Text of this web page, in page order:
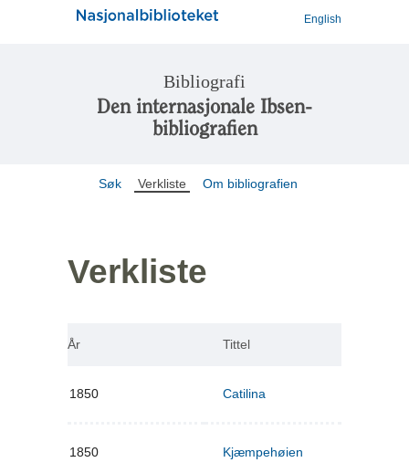
English
Bibliografi
Den internasjonale Ibsen-
bibliografien
Søk Verkliste Om bibliografien
Verkliste
År Tittel
1850 Catilina
1850 Kjæmpehøien